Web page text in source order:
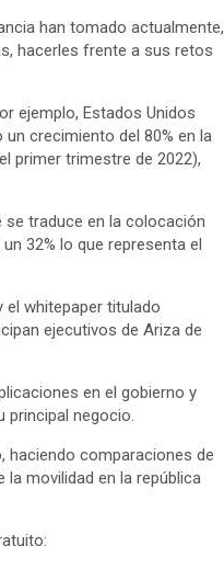
han tomado actualmente,
hacerles frente a sus retos
ejemplo, Estados Unidos
crecimiento del 80% en la
primer trimestre de 2022),
se traduce en la colocación
32% lo que representa el
el whitepaper titulado
ejecutivos de Ariza de
en el gobierno y
principal negocio.
haciendo comparaciones de
movilidad en la república